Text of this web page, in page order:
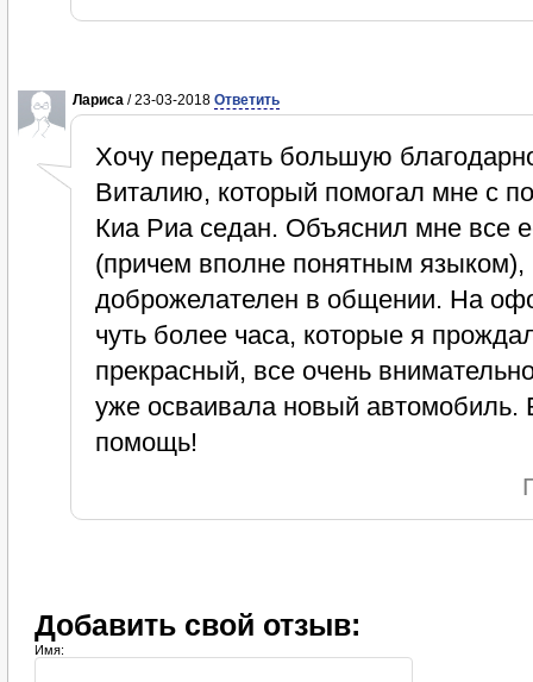
Лариса / 23-03-2018 Ответить
Хочу передать большую
Виталию, который помогал мне с
Киа Риа седан. Объяснил мне все
(причем вполне понятным
доброжелателен в общении. На
чуть более часа, которые я
прекрасный, все очень
уже осваивала новый автомобиль.
помощь!
Добавить свой отзыв:
Имя: